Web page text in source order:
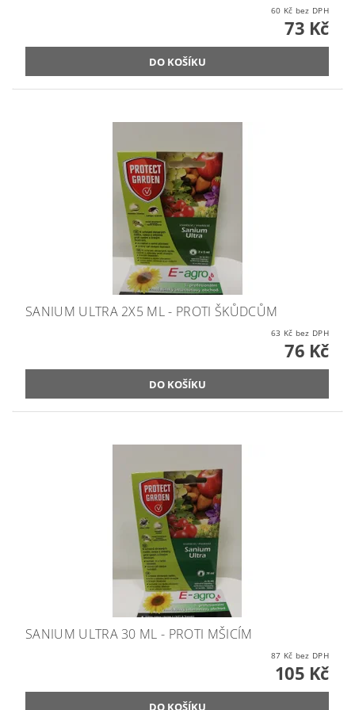
60 Kč bez DPH
73 Kč
SANIUM ULTRA 2X5 ML - PROTI ŠKŮDCŮM
63 Kč bez DPH
76 Kč
SANIUM ULTRA 30 ML - PROTI MŠICÍM
87 Kč bez DPH
105 Kč